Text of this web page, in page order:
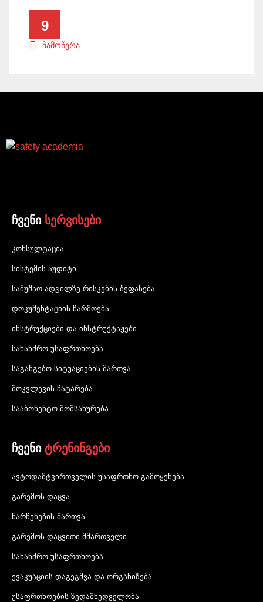
9
ჩამოწერა
ჩვენი სერვისები
კონსულტაცია
სისტემის აუდიტი
სამუშაო ადგილზე რისკების შეფასება
დოკუმენტაციის წარმოება
ინსტრუქციები და ინსტრუქტაჟები
სახანძრო უსაფრთხოება
საგანგებო სიტუაციების მართვა
მოკვლევის ჩატარება
სააბონენტო მომსახურება
ჩვენი ტრენინგები
ავტოდამტვირთველის უსაფრთხო გამოყენება
გარემოს დაცვა
ნარჩენების მართვა
გარემოს დაცვითი მმართველი
სახანძრო უსაფრთხოება
ევაკუაციის დაგეგმვა და ორგანიზება
უსაფრთხოების ზედამხედველობა